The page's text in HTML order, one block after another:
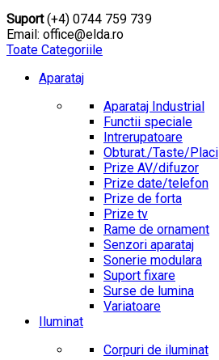
Suport(+4) 0744 759 739
Email: office@elda.ro
Toate Categoriile
Aparataj
Aparataj Industrial
Functii speciale
Intrerupatoare
Obturat./Taste/Placi
Prize AV/difuzor
Prize date/telefon
Prize de forta
Prize tv
Rame de ornament
Senzori aparataj
Sonerie modulara
Suport fixare
Surse de lumina
Variatoare
Iluminat
Corpuri de iluminat